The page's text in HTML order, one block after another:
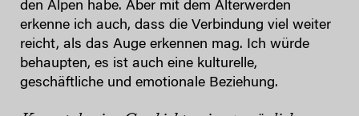
den Alpen habe. Aber mit dem Älterwerden
erkenne ich auch, dass die Verbindung viel weiter
reicht, als das Auge erkennen mag. Ich würde
behaupten, es ist auch eine kulturelle,
geschäftliche und emotionale Beziehung.